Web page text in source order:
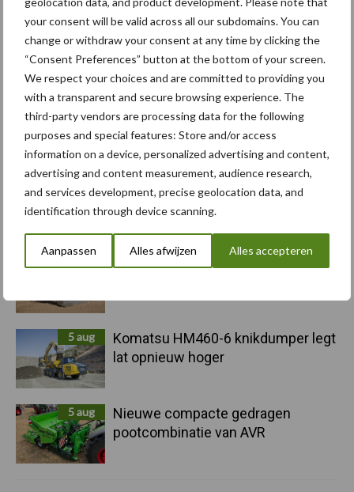
your consent will be valid across all our subdomains. You can
change or withdraw your consent at any time by clicking the
“Consent Preferences” button at the bottom of your screen.
We respect your choices and are committed to providing you
with a transparent and secure browsing experience. The
third-party vendors are processing data for the following
purposes and special features: Store and/or access
information on a device, personalized advertising and content,
advertising and content measurement, audience research,
and services development, precise geolocation data, and
identification through device scanning.
Aanpassen Alles afwijzen Alles accepteren
Primaire
Sidebar
Recent nieuws Partner nieuws
6 aug
"Hoge verwachtingen van schijven
voor kouters"
5 aug
Albourgh Tyres breidt uit naar
nieuwe marktsegmenten
Caterpillar breidt gamma
5 aug
Komatsu HM460-6 knikdumper legt
lat opnieuw hoger
5 aug
Nieuwe compacte gedragen
pootcombinatie van AVR